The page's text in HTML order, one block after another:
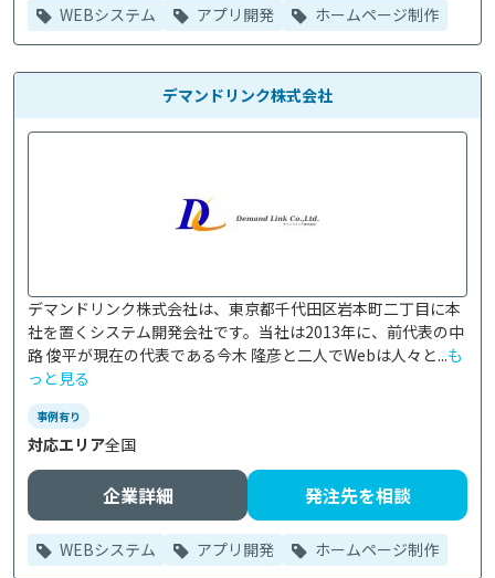
WEBシステム アプリ開発 ホームページ制作
デマンドリンク株式会社
デマンドリンク株式会社は、東京都千代田区岩本町二丁目に本
社を置くシステム開発会社です。当社は2013年に、前代表の中
路 俊平が現在の代表である今木 隆彦と二人でWebは人々と...も
っと見る
事例有り
対応エリア全国
企業詳細 発注先を相談
WEBシステム アプリ開発 ホームページ制作